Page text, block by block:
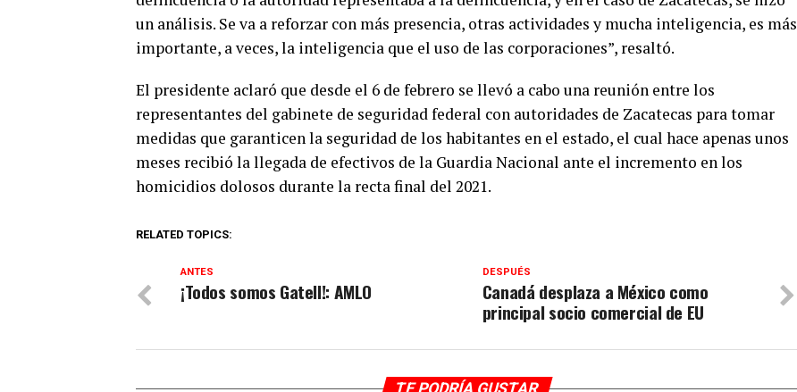
un análisis. Se va a reforzar con más presencia, otras actividades y mucha inteligencia, es más
importante, a veces, la inteligencia que el uso de las corporaciones”, resaltó.
El presidente aclaró que desde el 6 de febrero se llevó a cabo una reunión entre los
representantes del gabinete de seguridad federal con autoridades de Zacatecas para tomar
medidas que garanticen la seguridad de los habitantes en el estado, el cual hace apenas unos
meses recibió la llegada de efectivos de la Guardia Nacional ante el incremento en los
homicidios dolosos durante la recta final del 2021.
RELATED TOPICS:
DESPUÉS
Canadá desplaza a México como
principal socio comercial de EU
ANTES
¡Todos somos Gatell!: AMLO
TE PODRÍA GUSTAR